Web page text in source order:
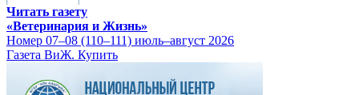
Читать газету
«Ветеринария и Жизнь»
Номер 07–08 (110–111) июль–август 2026
Газета ВиЖ. Купить